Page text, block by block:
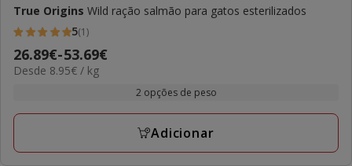
True Origins Wild ração salmão para gatos esterilizados
5
estrelas
com
avaliações
5(1)
Preço
de
a
26.89€-53.69€
8.95€
Desde 8.95€ / kg
2 opções de peso
Adicionar